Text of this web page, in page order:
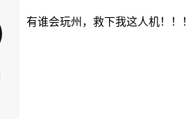
有谁会玩州，救下我这人机！！！